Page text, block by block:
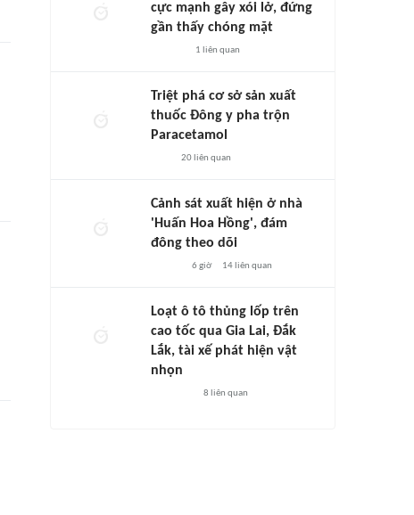
cực mạnh gây xói lở, đứng
gần thấy chóng mặt
1 liên quan
Triệt phá cơ sở sản xuất
thuốc Đông y pha trộn
Paracetamol
20liên quan
Cảnh sát xuất hiện ở nhà
'Huấn Hoa Hồng', đám
đông theo dõi
6 giờ 14liên quan
Loạt ô tô thủng lốp trên
cao tốc qua Gia Lai, Đắk
Lắk, tài xế phát hiện vật
nhọn
8 liên quan